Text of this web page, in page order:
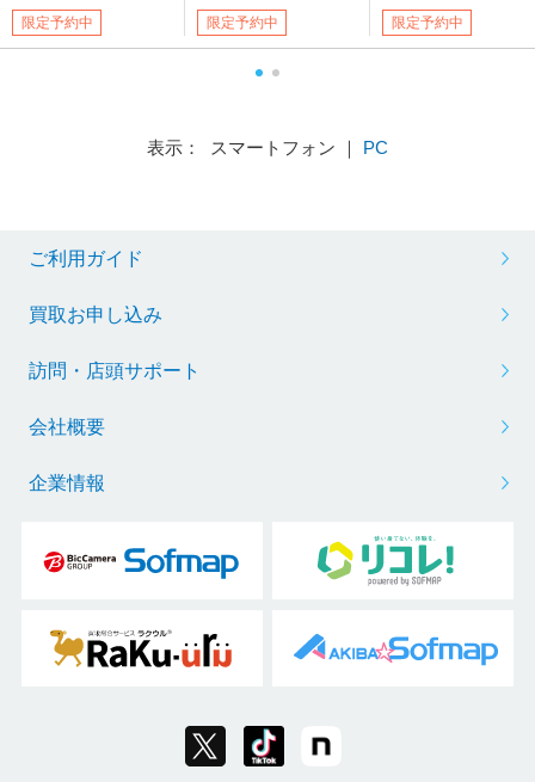
限定予約中 限定予約中 限定予約中
表示： スマートフォン ｜ PC
ご利用ガイド
買取お申し込み
訪問・店頭サポート
会社概要
企業情報